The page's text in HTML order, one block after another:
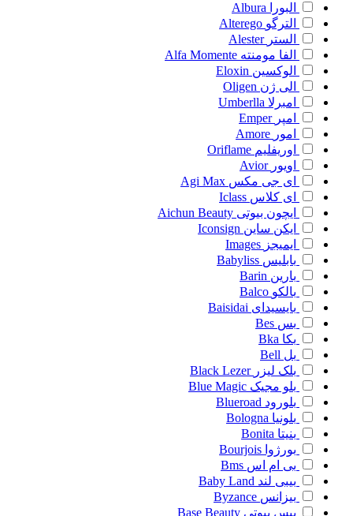
البورا
Albura
الترگو Alterego
الستر Alester
الفا مومنته Alfa Momente
الوکسین Eloxin
الی ژن Oligen
امبرلا Umberlla
امپر Emper
امور Amore
اوریفلیم Oriflame
اویور Avior
ای جی مکس Agi Max
ای کلاس Iclass
ایچون بیوتی Aichun Beauty
ایکن ساین Iconsign
ایمیجز Images
بابلیس Babyliss
بارین Barin
بالکو Balco
بایسیدای Baisidai
بس Bes
بکا Bka
بل Bell
بلک لیزر Black Lezer
بلو مجیک Blue Magic
بلورود Blueroad
بلونیا Bologna
بنیتا Bonita
بورژوا Bourjois
بی ام اس Bms
بیبی لند Baby Land
بیزانس Byzance
بیس بیوتی Base Beauty